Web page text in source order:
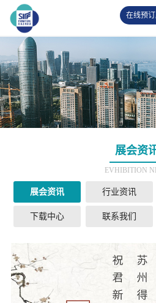
在线预
展会资
EVHIBITION
展会资讯 行业资讯
下载中心 联系我们